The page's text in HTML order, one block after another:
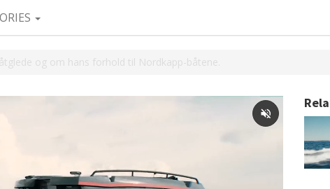
og om hans forhold til Nordkapp-båtene.